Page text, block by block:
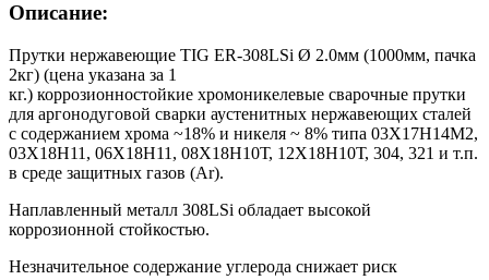
Описание:
Прутки нержавеющие TIG ER-308LSi Ø 2.0мм (1000мм, пачка
2кг) (цена указана за 1
кг.) коррозионностойкие хромоникелевые сварочные прутки
для аргонодуговой сварки аустенитных нержавеющих сталей
c содержанием хрома ~18% и никеля ~ 8% типа 03Х17Н14М2,
03Х18Н11, 06Х18Н11, 08Х18Н10Т, 12Х18Н10Т, 304, 321 и т.п.
в среде защитных газов (Ar).
Наплавленный металл 308LSi обладает высокой
коррозионной стойкостью.
Незначительное содержание углерода снижает риск